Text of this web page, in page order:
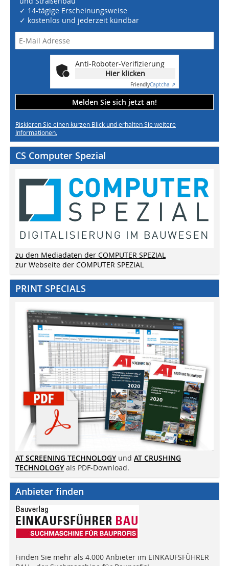
✓ 14-tägige Erscheinungsweise
✓ kostenlos und jederzeit kündbar
Anti-Roboter-Verifizierung
Hier klicken
FriendlyCaptcha ⇗
Melden Sie sich jetzt an!
Riskieren Sie einen kurzen Blick und erhalten Sie weitere
Informationen.
CS Computer Spezial
zu den Mediadaten der COMPUTER SPEZIAL
zur Webseite der COMPUTER SPEZIAL
PRINT SPECIALS
AT SCREENING TECHNOLOGY und AT CRUSHING
TECHNOLOGY als PDF-Download.
Anbieter finden
Finden Sie mehr als 4.000 Anbieter im EINKAUFSFÜHRER